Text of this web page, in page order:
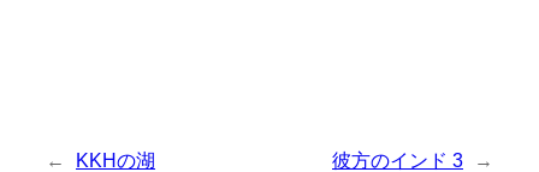
← KKHの湖 彼方のインド 3 →